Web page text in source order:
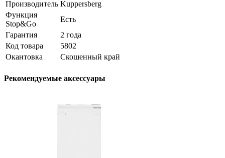
Производитель Kuppersberg
Функция
Stop&Go
Есть
Гарантия
2 года
Код товара
5802
Окантовка
Скошенный край
Рекомендуемые аксессуары